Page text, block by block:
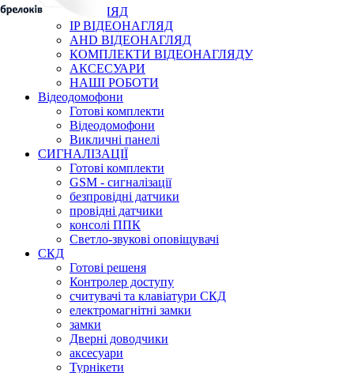
ВІДЕОНАГЛЯД
IP ВІДЕОНАГЛЯД
AHD ВІДЕОНАГЛЯД
КОМПЛЕКТИ ВІДЕОНАГЛЯДУ
АКСЕСУАРИ
НАШІ РОБОТИ
Відеодомофони
Готові комплекти
Відеодомофони
Викличні панелі
СИГНАЛІЗАЦІЇ
Готові комплекти
GSM - сигналізації
безпровідні датчики
провідні датчики
консолі ППК
Светло-звукові оповіщувачі
СКД
Готові решеня
Контролер доступу
считувачі та клавіатури СКД
електромагнітні замки
замки
Дверні доводчики
аксесуари
Турнікети